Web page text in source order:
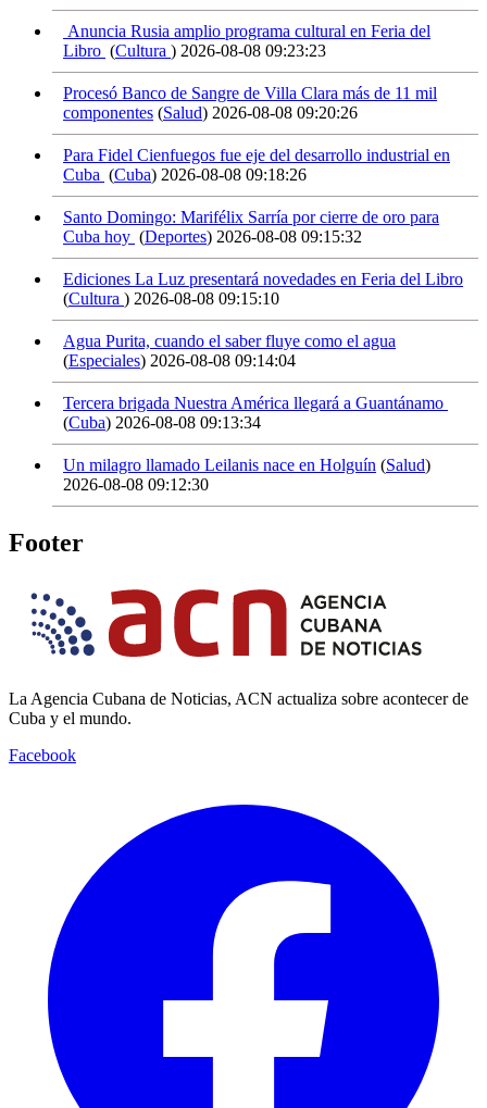
Anuncia Rusia amplio programa cultural en Feria del
Libro (Cultura ) 2026-08-08 09:23:23
Procesó Banco de Sangre de Villa Clara más de 11 mil
componentes (Salud) 2026-08-08 09:20:26
Para Fidel Cienfuegos fue eje del desarrollo industrial en
Cuba (Cuba) 2026-08-08 09:18:26
Santo Domingo: Marifélix Sarría por cierre de oro para
Cuba hoy (Deportes) 2026-08-08 09:15:32
Ediciones La Luz presentará novedades en Feria del Libro
(Cultura ) 2026-08-08 09:15:10
Agua Purita, cuando el saber fluye como el agua
(Especiales) 2026-08-08 09:14:04
Tercera brigada Nuestra América llegará a Guantánamo
(Cuba) 2026-08-08 09:13:34
Un milagro llamado Leilanis nace en Holguín (Salud)
2026-08-08 09:12:30
Footer
La Agencia Cubana de Noticias, ACN actualiza sobre acontecer de
Cuba y el mundo.
Facebook